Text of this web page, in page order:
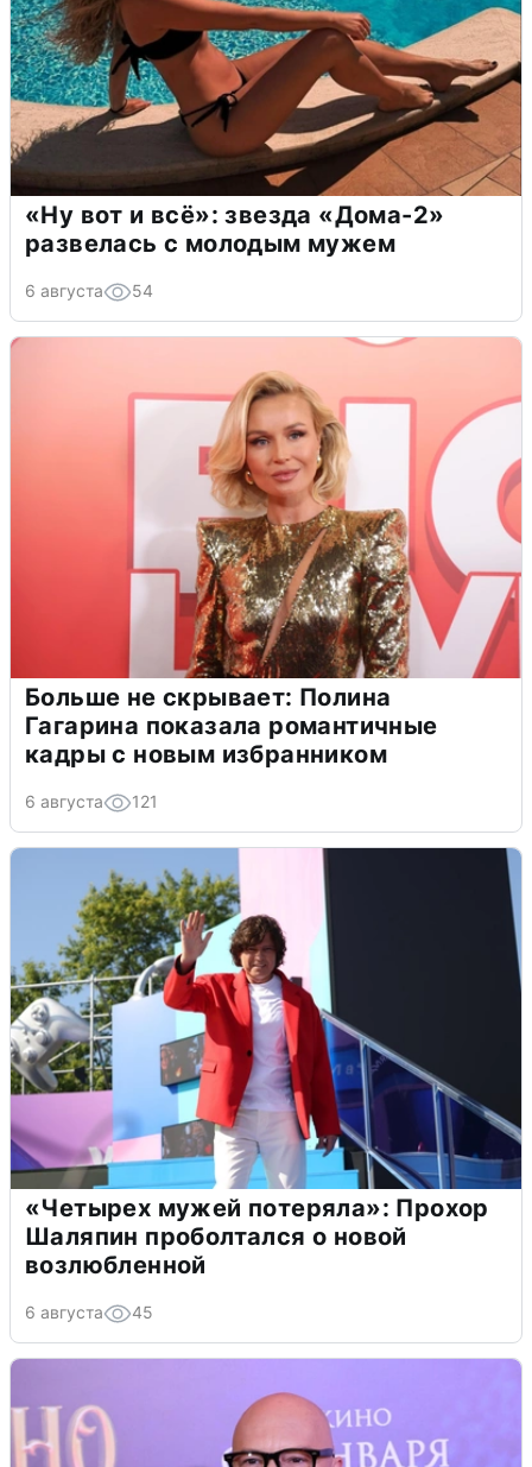
«Ну вот и всё»: звезда «Дома-2»
развелась с молодым мужем
6 августа 54
Больше не скрывает: Полина
Гагарина показала романтичные
кадры с новым избранником
6 августа 121
«Четырех мужей потеряла»: Прохор
Шаляпин проболтался о новой
возлюбленной
6 августа 45